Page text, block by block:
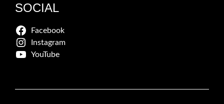
SOCIAL
Facebook
Instagram
YouTube